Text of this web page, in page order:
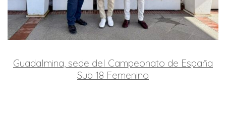
Guadalmina, sede del Campeonato de España
Sub 18 Femenino